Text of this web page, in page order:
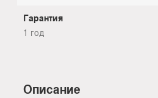
Гарантия
1 год
Описание